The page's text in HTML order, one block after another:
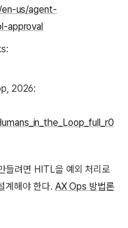
us/agent-
approval
2026:
들려면 HITL을 예외 처리로
계해야 한다. AX Ops 방법론